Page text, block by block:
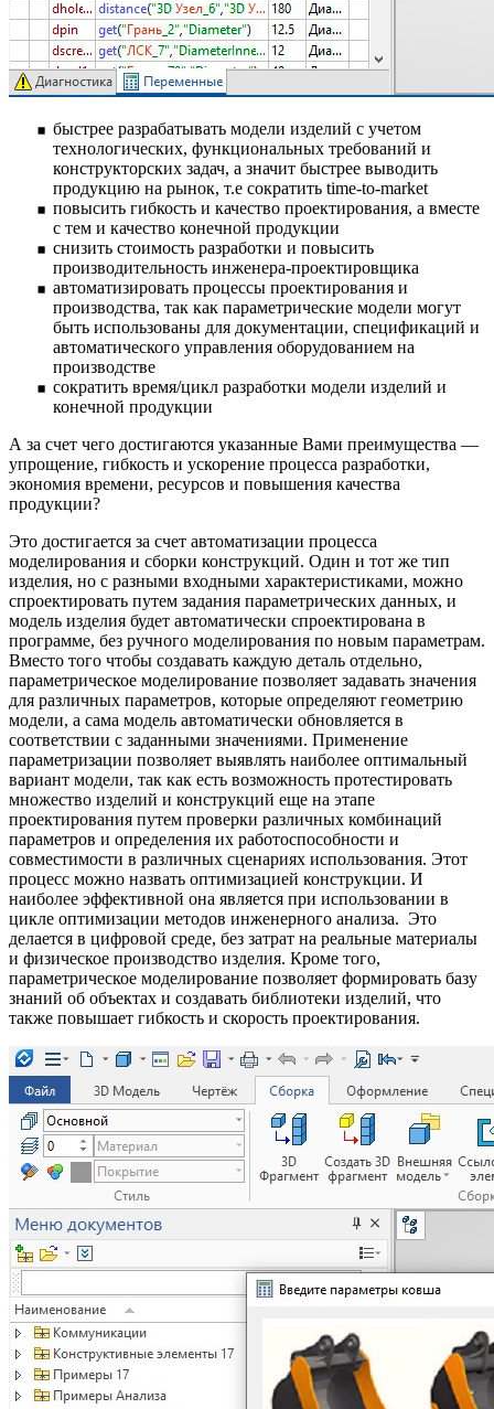
быстрее разрабатывать модели изделий с учетом
технологических, функциональных требований и
конструкторских задач, а значит быстрее выводить
продукцию на рынок, т.е сократить time-to-market
повысить гибкость и качество проектирования, а вместе
с тем и качество конечной продукции
снизить стоимость разработки и повысить
производительность инженера-проектировщика
автоматизировать процессы проектирования и
производства, так как параметрические модели могут
быть использованы для документации, спецификаций и
автоматического управления оборудованием на
производстве
сократить время/цикл разработки модели изделий и
конечной продукции
А за счет чего достигаются указанные Вами преимущества —
упрощение, гибкость и ускорение процесса разработки,
экономия времени, ресурсов и повышения качества
продукции?
Это достигается за счет автоматизации процесса
моделирования и сборки конструкций. Один и тот же тип
изделия, но с разными входными характеристиками, можно
спроектировать путем задания параметрических данных, и
модель изделия будет автоматически спроектирована в
программе, без ручного моделирования по новым параметрам.
Вместо того чтобы создавать каждую деталь отдельно,
параметрическое моделирование позволяет задавать значения
для различных параметров, которые определяют геометрию
модели, а сама модель автоматически обновляется в
соответствии с заданными значениями. Применение
параметризации позволяет выявлять наиболее оптимальный
вариант модели, так как есть возможность протестировать
множество изделий и конструкций еще на этапе
проектирования путем проверки различных комбинаций
параметров и определения их работоспособности и
совместимости в различных сценариях использования. Этот
процесс можно назвать оптимизацией конструкции. И
наиболее эффективной она является при использовании в
цикле оптимизации методов инженерного анализа. Это
делается в цифровой среде, без затрат на реальные материалы
и физическое производство изделия. Кроме того,
параметрическое моделирование позволяет формировать базу
знаний об объектах и создавать библиотеки изделий, что
также повышает гибкость и скорость проектирования.